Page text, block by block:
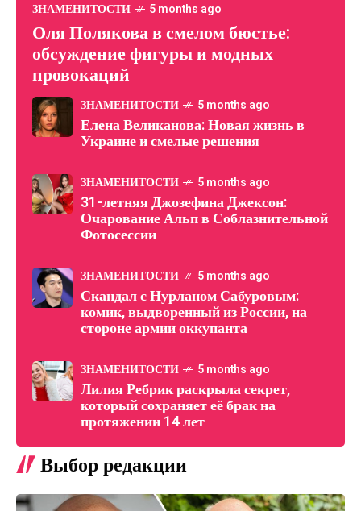
ЗНАМЕНИТОСТИ 5 months ago
Оля Полякова в смелом бюстье:
обсуждение фигуры и модных
провокаций
ЗНАМЕНИТОСТИ 5 months ago
Елена Великанова: Новая жизнь в
Украине и смелые решения
ЗНАМЕНИТОСТИ 5 months ago
31-летняя Джозефина Джексон:
Очарование Альп в Соблазнительной
Фотосессии
ЗНАМЕНИТОСТИ 5 months ago
Скандал с Нурланом Сабуровым:
комик, выдворенный из России, на
стороне армии оккупанта
ЗНАМЕНИТОСТИ 5 months ago
Лилия Ребрик раскрыла секрет,
который сохраняет её брак на
протяжении 14 лет
Выбор редакции